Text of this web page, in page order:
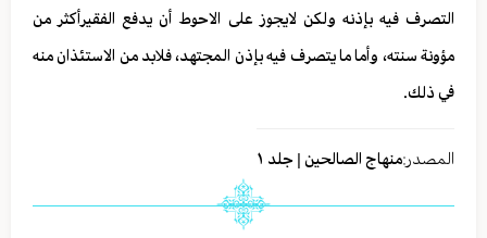
التصرف فيه بإذنه ولكن لايجوز على الاحوط أن يدفع الفقيرأكثر من
مؤونة سنته، وأما ما يتصرف فيه بإذن المجتهد، فلابد من الاستئذان منه
في ذلك.
المصدر:منهاج الصالحين | جلد ١